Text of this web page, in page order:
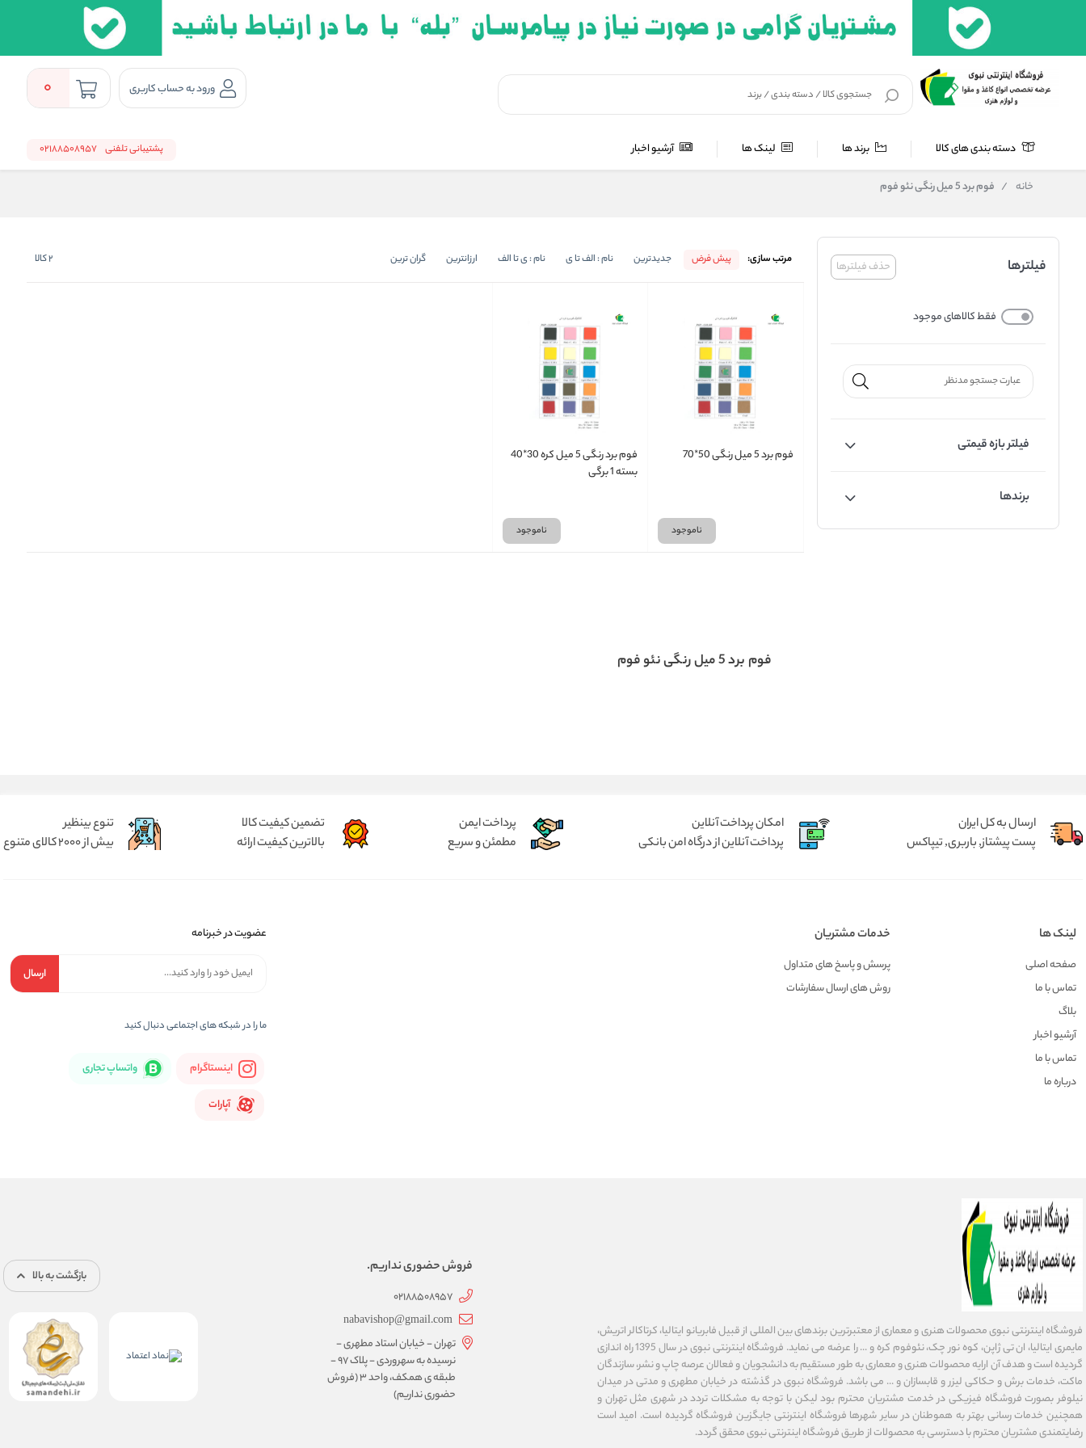
ورود به حساب کاربری 0
دسته بندی های کالا برند ها لینک ها آرشیو اخبار پشتیبانی تلفنی 02188508957
خانه / فوم برد 5 میل رنگی نئو فوم
حذف فیلترها فیلترها
فقط کالاهای موجود
فیلتر بازه قیمتی
برندها
مرتب سازی: پیش فرض جدیدترین نام : الف تا ی نام : ی تا الف ارزانترین گران ترین 2کالا
فوم برد 5 میل رنگی 50*70
ناموجود
فوم برد رنگی 5 میل کره 30*40
بسته 1 برگی
ناموجود
فوم برد 5 میل رنگی نئو فوم
ارسال به کل ایران
پست پیشتاز, باربری, تیپاکس
امکان پرداخت آنلاین
پرداخت آنلاین از درگاه امن بانکی
پرداخت ایمن
مطمئن و سریع
تضمین کیفیت کالا
بالاترین کیفیت ارائه
تنوع بینظیر
بیش از 2000 کالای متنوع
لینک ها
صفحه اصلی
تماس با ما
بلاگ
آرشیو اخبار
تماس با ما
درباره ما
خدمات مشتریان
پرسش و پاسخ های متداول
روش های ارسال سفارشات
عضویت در خبرنامه
ارسال
ما را در شبكه های اجتماعی دنبال کنید
اینستاگرام واتساپ تجاری
آپارات
فروشگاه اینترنتی نبوی محصولات هنری و معماری از معتبرترین برندهای بین المللی از قبیل فابریانو ایتالیا، کرتاکالر اتریش،
مایمری ایتالیا، ان تی ژاپن، کوه نور چک، نئوفوم کره و ... را عرضه می نماید. فروشگاه اینترنتی نبوی در سال 1395 راه اندازی
گردیده است و هدف آن ارایه محصولات هنری و معماری به طور مستقیم به دانشجویان و فعالان عرصه چاپ و نشر، سازندگان
ماکت، خدمات برش و حکاکی لیزر و قابسازان و ... می باشد. فروشگاه نبوی در گذشته در خیابان مطهری و مدتی در میدان
نیلوفر بصورت فروشگاه فیزیکی در خدمت مشتریان محترم بود لیکن با توجه به مشکلات تردد در شهری مثل تهران و
همچنین خدمات رسانی بهتر به هموطنان در سایر شهرها فروشگاه اینترنتی جایگزین فروشگاه گردیده است. امید است
رضایتمندی مشتریان محترم با دسترسی به محصولات از طریق فروشگاه اینترنتی نبوی محقق گردد.
فروش حضوری نداریم.
02188508957
nabavishop@gmail.com
تهران - خیابان استاد مطهری -
نرسیده به سهروردی - پلاک 97 -
طبقه ی همکف، واحد 3 (فروش
حضوری نداریم)
بازگشت به بالا